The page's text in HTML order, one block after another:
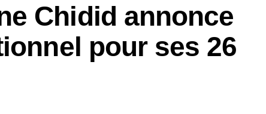
Chidid annonce
pour ses 26